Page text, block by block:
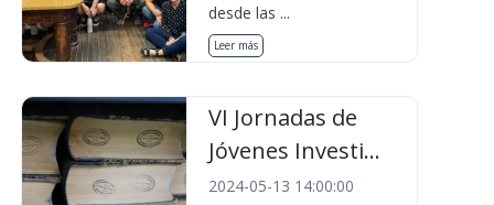
desde las ...
Leer más
VI Jornadas de
Jóvenes Investi...
2024-05-13 14:00:00